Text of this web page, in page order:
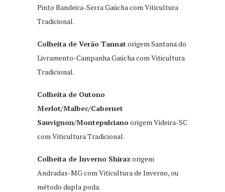
Pinto Bandeira-Serra Gaúcha com Viticultura
Tradicional.
Colheita de Verão Tannat origem Santana do
Livramento-Campanha Gaúcha com Viticultura
Tradicional.
Colheita de Outono
Merlot/Malbec/Cabernet
Sauvignon/Montepulcianoorigem Videira-SC
com Viticultura Tradicional.
Colheita de Inverno Shiraz origem
Andradas-MG com Viticultura de Inverno, ou
método dupla poda.